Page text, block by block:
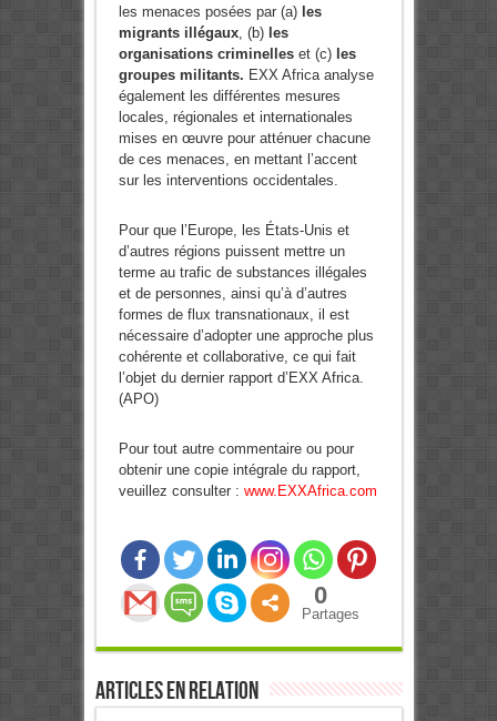
les menaces posées par (a) les
migrants illégaux, (b) les
organisations criminelleset (c) les
groupes militants. EXX Africa analyse
également les différentes mesures
locales, régionales et internationales
mises en œuvre pour atténuer chacune
de ces menaces, en mettant l’accent
sur les interventions occidentales.
Pour que l’Europe, les États-Unis et
d’autres régions puissent mettre un
terme au trafic de substances illégales
et de personnes, ainsi qu’à d’autres
formes de flux transnationaux, il est
nécessaire d’adopter une approche plus
cohérente et collaborative, ce qui fait
l’objet du dernier rapport d’EXX Africa.
(APO)
Pour tout autre commentaire ou pour
obtenir une copie intégrale du rapport,
veuillez consulter : www.EXXAfrica.com
0
Partages
Articles en relation